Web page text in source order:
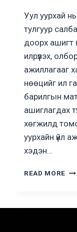
Уул уурхай
тулгуур
доорх ашигт
илрүүлэх,
ажиллагааг
нөөцийг ил
барилгын
ашиглагдах
хөгжилд
уурхайн үйл
хэдэн…
READ MORE УУЛ